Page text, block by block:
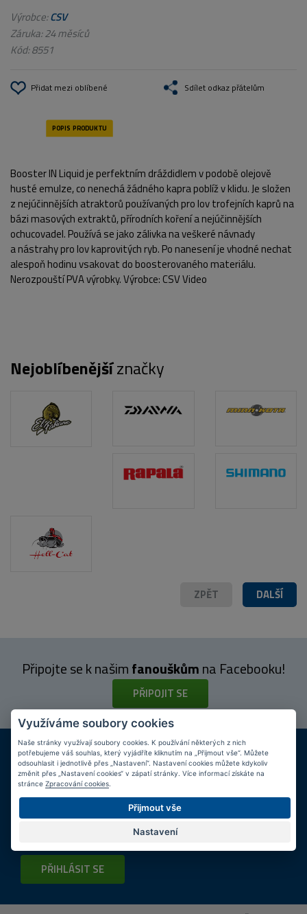
Výrobce:CSV
Záruka: 24 měsíců
Kód:8551
Přidat mezi oblíbené Sdílet odkaz přátelům
POPIS PRODUKTU
Booster IN Liquid je perfektním dráždidlem v podobě olejově
husté emulze, co nenechá žádného kapra poblíž v klidu. Je složen
z nejúčinnějších atraktorů používaných pro lov trofejních kaprů na
bázi masových extraktů, přírodních koření a nejúčinnějších
ochucovadel. Používá se jako zálivka na veškeré návnady
a nástrahy pro lov kaprovitých ryb. Po nanesení je vhodné nechat
alespoň hodinu vsakovat do boosterovaného materiálu.
Nerozpouští PVA výrobky. Výrobce: CSV Video
Nejoblíbenějšíznačky
DALŠÍ
ZPĚT
Připojte se k našimfanouškůmna Facebooku!
PŘIPOJIT SE
DOPRAVA ZDARMA
Při nákupu nad 2 000 Kč
KAMENNÉ PRODEJNY
Jsme na trhu více než 10 let
Tipyk nákupu
Napište nám svůj e-mail a my vás budeme informovatmax.
o zajímavých nabídkách!
PŘIHLÁSIT SE
Využíváme soubory cookies
Naše stránky využívají soubory cookies. K používání některých z nich
potřebujeme váš souhlas, který vyjádříte kliknutím na „Přijmout vše“. Můžete
odsouhlasit i jednotlivě přes „Nastavení“. Nastavení cookies můžete kdykoliv
změnit přes „Nastavení cookies“ v zápatí stránky. Více informací získáte na
stránce Zpracování cookies
Přijmout vše
Nastavení